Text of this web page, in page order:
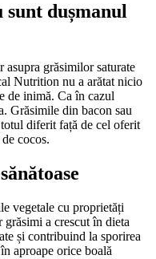
sunt dușmanul
asupra grăsimilor saturate
Nutrition nu a arătat nicio
de inimă. Ca în cazul
Grăsimile din bacon sau
diferit față de cel oferit
cocos.
vegetale cu proprietăți
a crescut în dieta
și contribuind la sporirea
aproape orice boală